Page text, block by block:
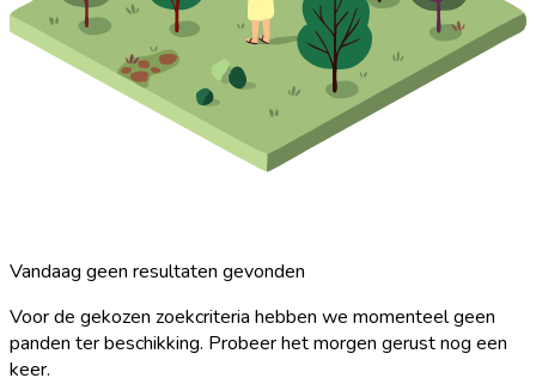
Vandaag geen resultaten gevonden
Voor de gekozen zoekcriteria hebben we momenteel geen
panden ter beschikking. Probeer het morgen gerust nog een
keer.